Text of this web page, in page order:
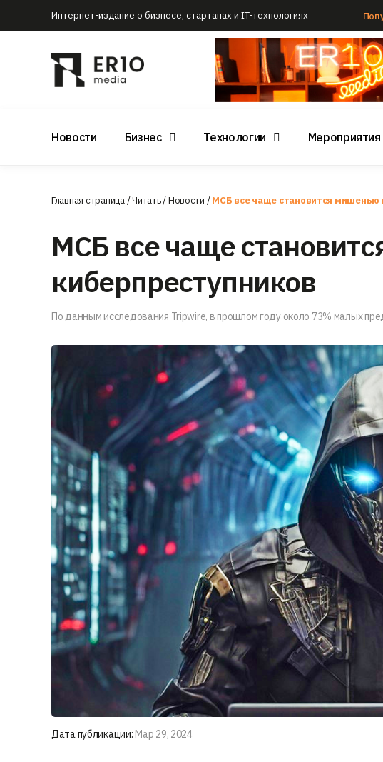
Интернет-издание о бизнесе, стартапах и IT-технологиях
Новости Бизнес Технологии Мероприятия
Главная страница/Читать/Новости /МСБ все чаще становится мишенью
МСБ все чаще
киберпреступников
По данным исследования Tripwire, в прошлом году около 73% малых
Дата публикации: Мар 29, 2024